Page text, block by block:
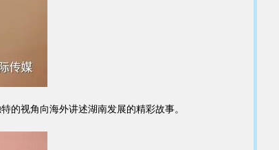
视角向海外讲述湖南发展的精彩故事。